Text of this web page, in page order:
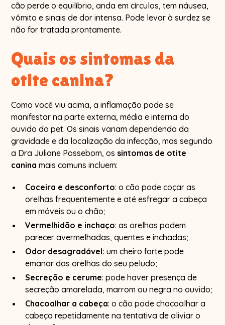
cão perde o equilíbrio, anda em círculos, tem náusea,
vômito e sinais de dor intensa. Pode levar à surdez se
não for tratada prontamente.
Quais os sintomas da
otite canina?
Como você viu acima, a inflamação pode se
manifestar na parte externa, média e interna do
ouvido do pet. Os sinais variam dependendo da
gravidade e da localização da infecção, mas segundo
a Dra Juliane Possebom, os sintomas de otite
canina mais comuns incluem:
Coceira e desconforto: o cão pode coçar as
orelhas frequentemente e até esfregar a cabeça
em móveis ou o chão;
Vermelhidão e inchaço: as orelhas podem
parecer avermelhadas, quentes e inchadas;
Odor desagradável: um cheiro forte pode
emanar das orelhas do seu peludo;
Secreção e cerume: pode haver presença de
secreção amarelada, marrom ou negra no ouvido;
Chacoalhar a cabeça: o cão pode chacoalhar a
cabeça repetidamente na tentativa de aliviar o